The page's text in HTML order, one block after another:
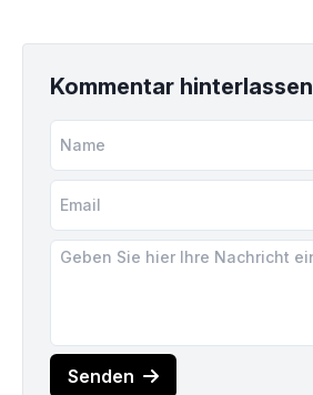
Kommentar hinterlassen
Senden